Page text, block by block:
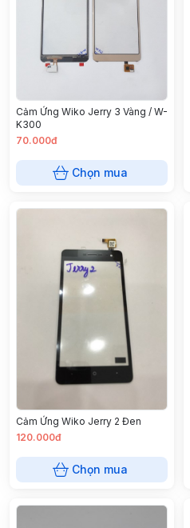
Cảm Ứng Wiko Jerry 3 Vàng / W-
K300
70.000đ
Chọn mua
Cảm Ứng Wiko Jerry 2 Đen
120.000đ
Chọn mua